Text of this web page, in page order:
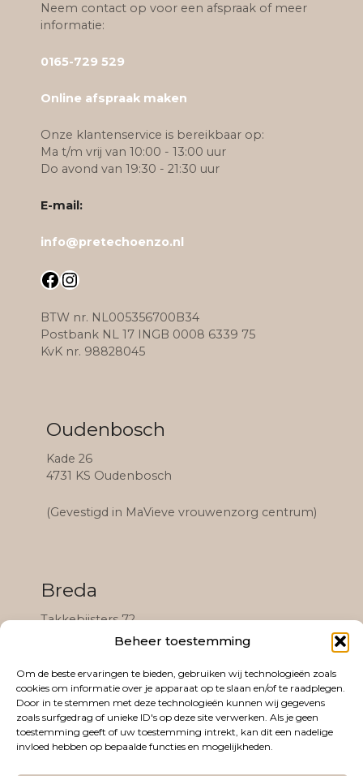
Beheer toestemming
Om de beste ervaringen te bieden, gebruiken wij technologieën zoals
cookies om informatie over je apparaat op te slaan en/of te raadplegen.
Door in te stemmen met deze technologieën kunnen wij gegevens
zoals surfgedrag of unieke ID's op deze site verwerken. Als je geen
toestemming geeft of uw toestemming intrekt, kan dit een nadelige
invloed hebben op bepaalde functies en mogelijkheden.
Neem contact op voor een afspraak of meer
informatie:
0165-729 529
Online afspraak maken
Onze klantenservice is bereikbaar op:
Ma t/m vrij van 10:00 - 13:00 uur
Do avond van 19:30 - 21:30 uur
E-mail:
info@pretechoenzo.nl
Facebook Instagram
BTW nr. NL005356700B34
Postbank NL 17 INGB 0008 6339 75
KvK nr. 98828045
Oudenbosch
Kade 26
4731 KS Oudenbosch
(Gevestigd in MaVieve vrouwenzorg centrum)
Breda
Takkebijsters 72
4817 BL Breda
(Gevestigd in het Black & White Community
complex)